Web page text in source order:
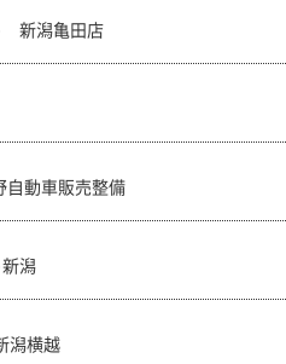
新潟亀田店
自動車販売整備
潟
潟横越